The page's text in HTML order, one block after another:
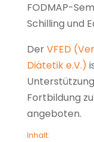
FODMAP-
Schilling und
DerVFED
Diätetik e.V.)
Fortbildung
angeboten.
Inhalt: